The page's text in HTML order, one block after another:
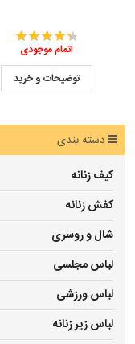
اتمام موجودی
توضیحات و خرید
دسته بندی
کیف زنانه
کفش زنانه
شال و روسری
لباس مجلسی
لباس ورزشی
لباس زیر زنانه